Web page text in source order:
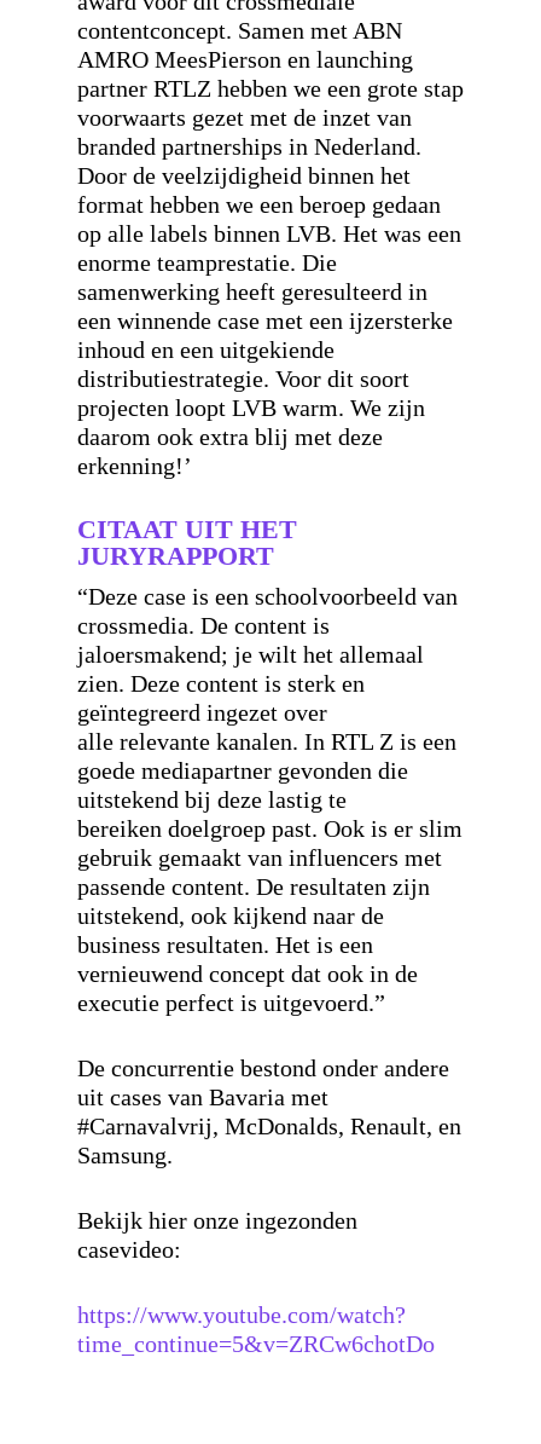
contentconcept. Samen met ABN
AMRO MeesPierson en launching
partner RTLZ hebben we een grote stap
voorwaarts gezet met de inzet van
branded partnerships in Nederland.
Door de veelzijdigheid binnen het
format hebben we een beroep gedaan
op alle labels binnen LVB. Het was een
enorme teamprestatie. Die
samenwerking heeft geresulteerd in
een winnende case met een ijzersterke
inhoud en een uitgekiende
distributiestrategie. Voor dit soort
projecten loopt LVB warm. We zijn
daarom ook extra blij met deze
erkenning!’
CITAAT UIT HET
JURYRAPPORT
“Deze case is een schoolvoorbeeld van
crossmedia. De content is
jaloersmakend; je wilt het allemaal
zien. Deze content is sterk en
geïntegreerd ingezet over
alle relevante kanalen. In RTL Z is een
goede mediapartner gevonden die
uitstekend bij deze lastig te
bereiken doelgroep past. Ook is er slim
gebruik gemaakt van influencers met
passende content. De resultaten zijn
uitstekend, ook kijkend naar de
business resultaten. Het is een
vernieuwend concept dat ook in de
executie perfect is uitgevoerd.”
De concurrentie bestond onder andere
uit cases van Bavaria met
#Carnavalvrij, McDonalds, Renault, en
Samsung.
Bekijk hier onze ingezonden
casevideo:
https://www.youtube.com/watch?
time_continue=5&v=ZRCw6chotDo